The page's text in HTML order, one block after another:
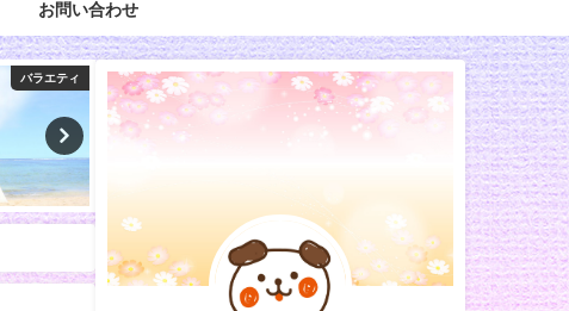
お問い合わせ
林先生の初耳学 100均